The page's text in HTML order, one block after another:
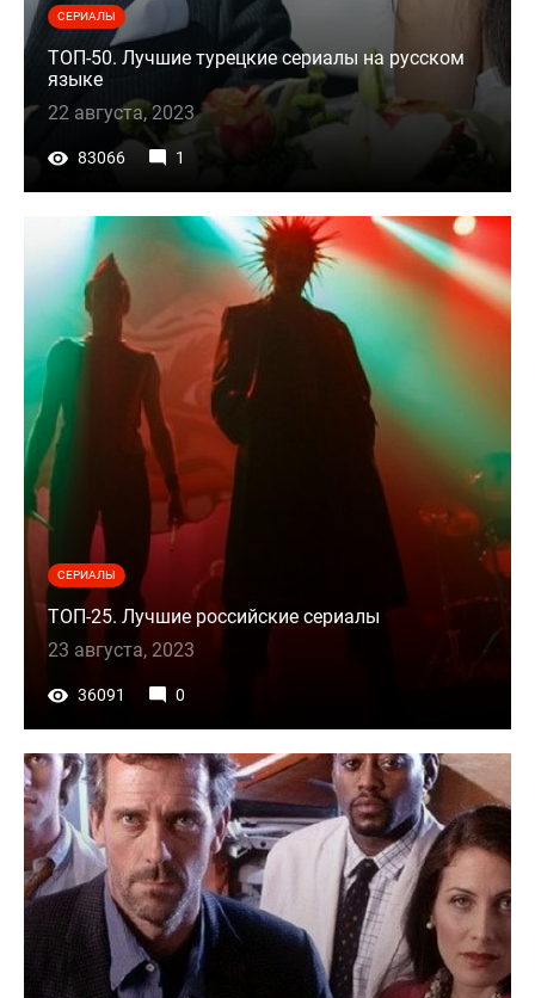
СЕРИАЛЫ
ТОП-50. Лучшие турецкие сериалы на русском
языке
22 августа, 2023
83066 1
СЕРИАЛЫ
ТОП-25. Лучшие российские сериалы
23 августа, 2023
36091 0